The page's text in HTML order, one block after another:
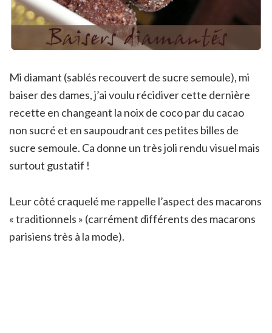
Mi diamant (sablés recouvert de sucre semoule), mi
baiser des dames, j’ai voulu récidiver cette dernière
recette en changeant la noix de coco par du cacao
non sucré et en saupoudrant ces petites billes de
sucre semoule. Ca donne un très joli rendu visuel mais
surtout gustatif !
Leur côté craquelé me rappelle l’aspect des macarons
« traditionnels » (carrément différents des macarons
parisiens très à la mode).